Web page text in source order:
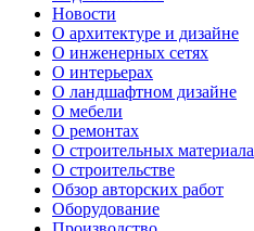
Новости
О архитектуре и дизайне
О инженерных сетях
О интерьерах
О ландшафтном дизайне
О мебели
О ремонтах
О строительных
О строительстве
Обзор авторских работ
Оборудование